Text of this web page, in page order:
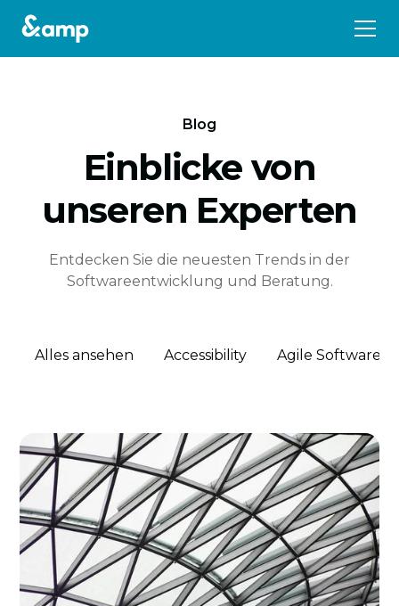
Blog
Einblicke von
unseren Experten
Entdecken Sie die neuesten Trends in der
Softwareentwicklung und Beratung.
Alles ansehen Accessibility Agile Software